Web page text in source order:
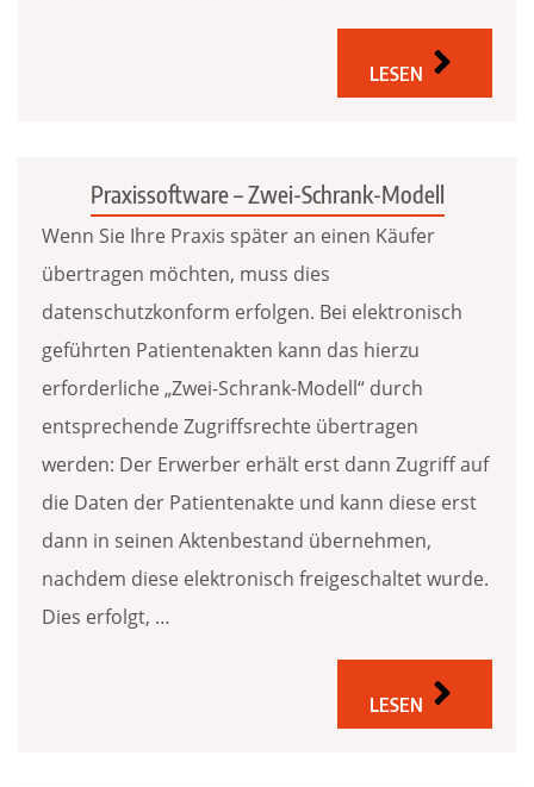
LESEN
Praxissoftware – Zwei-Schrank-Modell
Wenn Sie Ihre Praxis später an einen Käufer
übertragen möchten, muss dies
datenschutzkonform erfolgen. Bei elektronisch
geführten Patientenakten kann das hierzu
erforderliche „Zwei-Schrank-Modell“ durch
entsprechende Zugriffsrechte übertragen
werden: Der Erwerber erhält erst dann Zugriff auf
die Daten der Patientenakte und kann diese erst
dann in seinen Aktenbestand übernehmen,
nachdem diese elektronisch freigeschaltet wurde.
Dies erfolgt, …
LESEN